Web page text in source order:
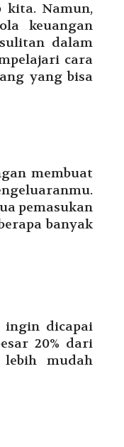
kita. Namun,
keuangan
dalam
cara
yang bisa
membuat
pemasukan
banyak
ingin dicapai
20% dari
mudah